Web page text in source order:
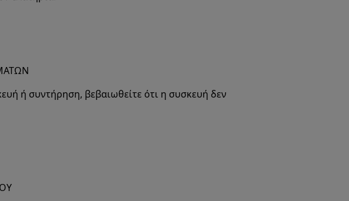
ή συντήρηση, βεβαιωθείτε ότι η συσκευή δεν